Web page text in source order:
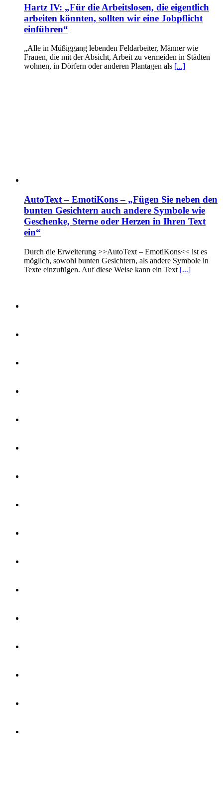
Hartz IV: „Für die Arbeitslosen, die eigentlich
arbeiten könnten, sollten wir eine Jobpflicht
einführen“
„Alle in Müßiggang lebenden Feldarbeiter, Männer wie
Frauen, die mit der Absicht, Arbeit zu vermeiden in Städten
wohnen, in Dörfern oder anderen Plantagen als [...]
AutoText – EmotiKons – „Fügen Sie neben den
bunten Gesichtern auch andere Symbole wie
Geschenke, Sterne oder Herzen in Ihren Text
ein“
Durch die Erweiterung >>AutoText – EmotiKons<< ist es
möglich, sowohl bunten Gesichtern, als andere Symbole in
Texte einzufügen. Auf diese Weise kann ein Text [...]